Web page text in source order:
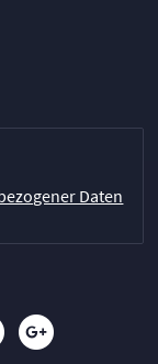
Daten